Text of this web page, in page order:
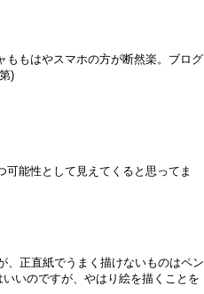
ももはやスマホの方が断然楽。ブログ
)
能性として見えてくると思ってま
、正直紙でうまく描けないものはペン
いのですが、やはり絵を描くことを